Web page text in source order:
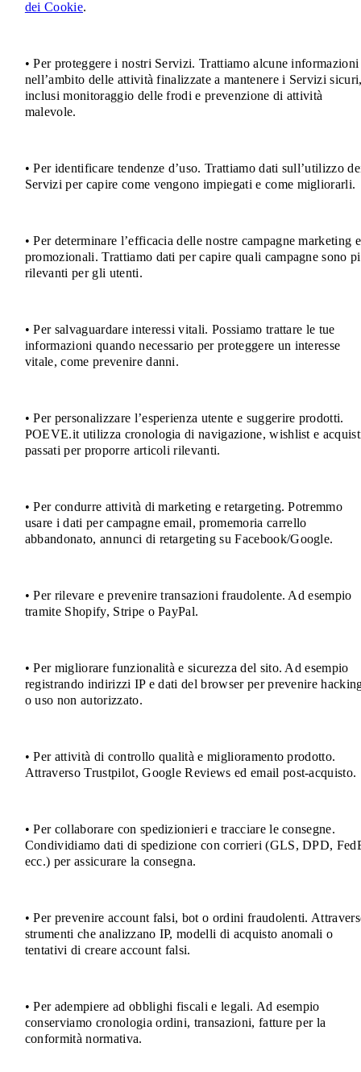
dei Cookie.
• Per proteggere i nostri Servizi. Trattiamo alcune informazioni
nell’ambito delle attività finalizzate a mantenere i Servizi
inclusi monitoraggio delle frodi e prevenzione di attività
malevole.
• Per identificare tendenze d’uso. Trattiamo dati sull’utilizzo
Servizi per capire come vengono impiegati e come migliorarli.
• Per determinare l’efficacia delle nostre campagne marketing e
promozionali. Trattiamo dati per capire quali campagne sono
rilevanti per gli utenti.
• Per salvaguardare interessi vitali. Possiamo trattare le tue
informazioni quando necessario per proteggere un interesse
vitale, come prevenire danni.
• Per personalizzare l’esperienza utente e suggerire prodotti.
POEVE.it utilizza cronologia di navigazione, wishlist e
passati per proporre articoli rilevanti.
• Per condurre attività di marketing e retargeting. Potremmo
usare i dati per campagne email, promemoria carrello
abbandonato, annunci di retargeting su Facebook/Google.
• Per rilevare e prevenire transazioni fraudolente. Ad esempio
tramite Shopify, Stripe o PayPal.
• Per migliorare funzionalità e sicurezza del sito. Ad esempio
registrando indirizzi IP e dati del browser per prevenire
o uso non autorizzato.
• Per attività di controllo qualità e miglioramento prodotto.
Attraverso Trustpilot, Google Reviews ed email post-acquisto.
• Per collaborare con spedizionieri e tracciare le consegne.
Condividiamo dati di spedizione con corrieri (GLS, DPD,
ecc.) per assicurare la consegna.
• Per prevenire account falsi, bot o ordini fraudolenti.
strumenti che analizzano IP, modelli di acquisto anomali o
tentativi di creare account falsi.
• Per adempiere ad obblighi fiscali e legali. Ad esempio
conserviamo cronologia ordini, transazioni, fatture per la
conformità normativa.